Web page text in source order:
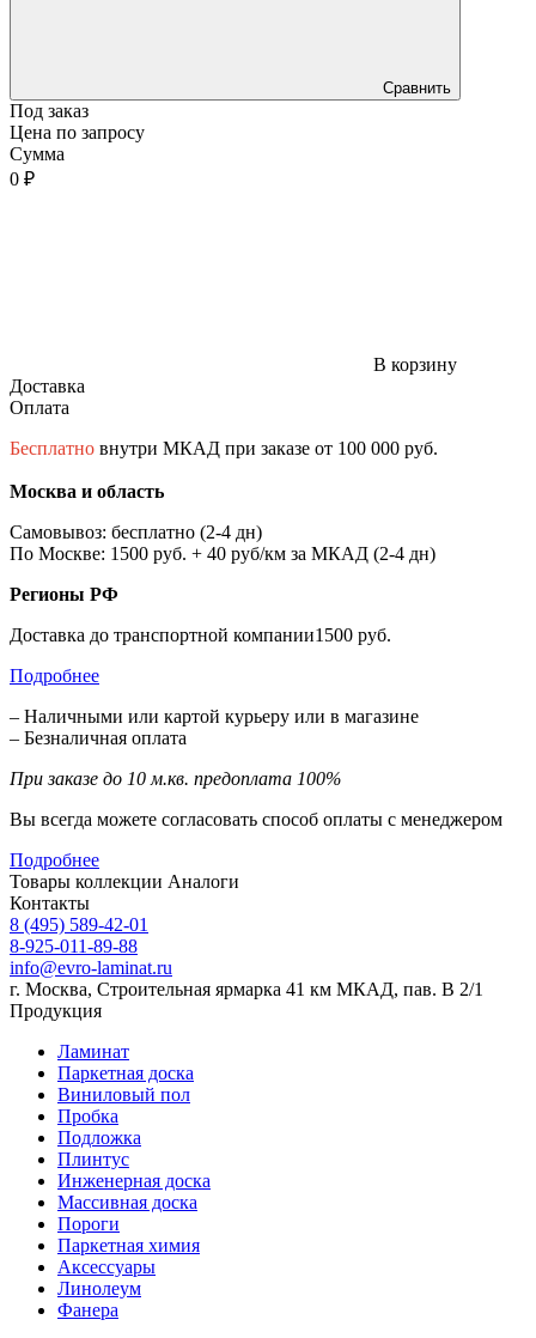
Сравнить
Под заказ
Цена по запросу
Сумма
0 ₽
В корзину
Доставка
Оплата
Бесплатно внутри МКАД при заказе от 100 000 руб.
Москва и область
Самовывоз: бесплатно (2-4 дн)
По Москве: 1500 руб. + 40 руб/км за МКАД (2-4 дн)
Регионы РФ
Доставка до транспортной компании1500 руб.
Подробнее
– Наличными или картой курьеру или в магазине
– Безналичная оплата
При заказе до 10 м.кв. предоплата 100%
Вы всегда можете согласовать способ оплаты с менеджером
Подробнее
Товары коллекции Аналоги
Контакты
8 (495) 589-42-01
8-925-011-89-88
info@evro-laminat.ru
г. Москва, Строительная ярмарка 41 км МКАД, пав. В 2/1
Продукция
Ламинат
Паркетная доска
Виниловый пол
Пробка
Подложка
Плинтус
Инженерная доска
Массивная доска
Пороги
Паркетная химия
Аксессуары
Линолеум
Фанера